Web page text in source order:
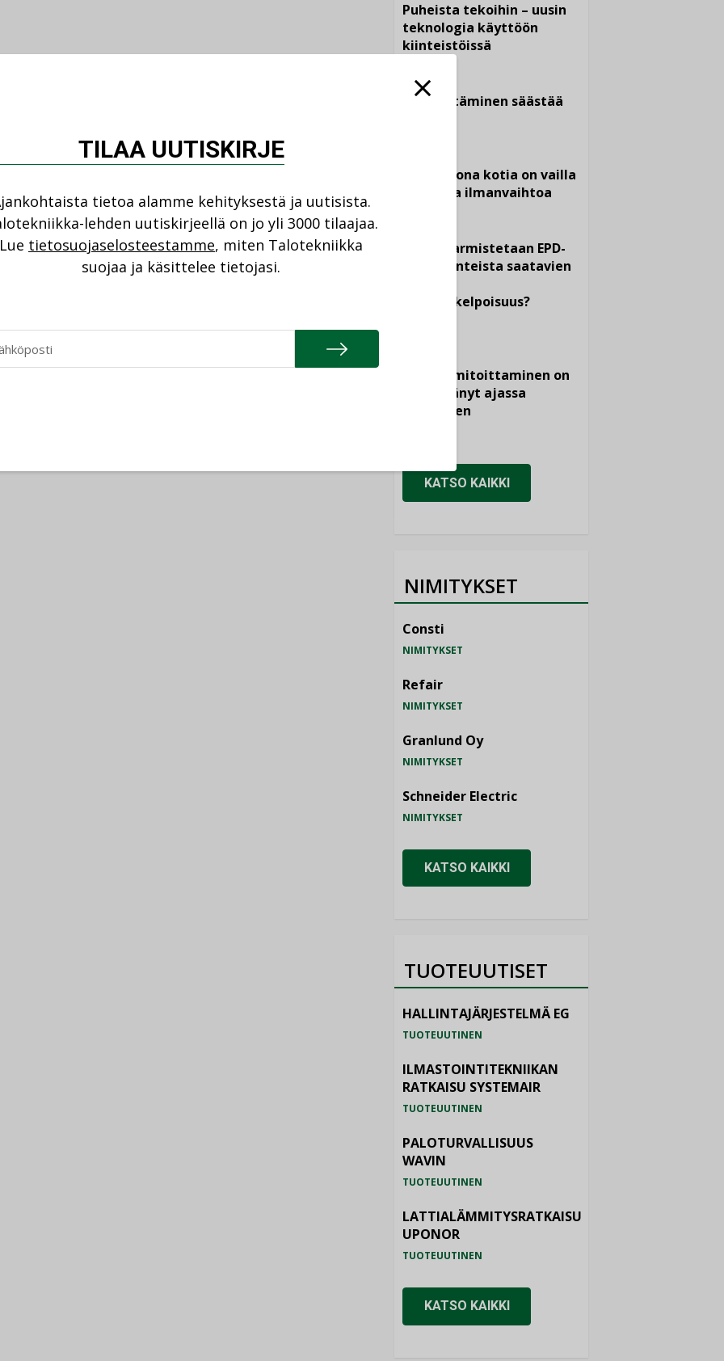
Puheista tekoihin – uusin
teknologia käyttöön
kiinteistöissä
Sähköistäminen säästää
Yli miljoona kotia on vailla
toimivaa ilmanvaihtoa
Miten varmistetaan EPD-
dokumenteista saatavien
vertailukelpoisuus?
viemärimitoittaminen on
jämähtänyt ajassa
paikalleen
KATSO KAIKKI
NIMITYKSET
Consti
NIMITYKSET
Refair
NIMITYKSET
Granlund Oy
NIMITYKSET
Schneider Electric
NIMITYKSET
KATSO KAIKKI
TUOTEUUTISET
HALLINTAJÄRJESTELMÄ EG
TUOTEUUTINEN
ILMASTOINTITEKNIIKAN
RATKAISU SYSTEMAIR
TUOTEUUTINEN
PALOTURVALLISUUS
WAVIN
TUOTEUUTINEN
LATTIALÄMMITYSRATKAISU
UPONOR
TUOTEUUTINEN
KATSO KAIKKI
TILAA UUTISKIRJE
tietoa alamme kehityksestä ja uutisista.
lehden uutiskirjeellä on jo yli 3000 tilaajaa.
Lue tietosuojaselosteestamme, miten Talotekniikka
suojaa ja käsittelee tietojasi.